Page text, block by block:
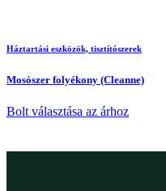
Háztartási eszközök, tisztítószerek
Mosószer folyékony (Cleanne)
Bolt választása az árhoz